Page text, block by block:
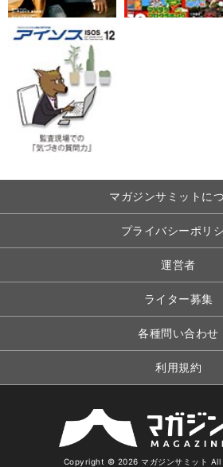
マガジンサミットに
プライバシーポリ
運営者
ライター募集
各種問い合わせ
利用規約
Copyright © 2026 マガジンサミット All